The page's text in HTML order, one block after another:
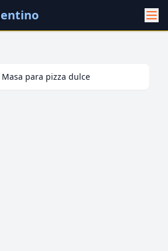
entino
Masa para pizza dulce